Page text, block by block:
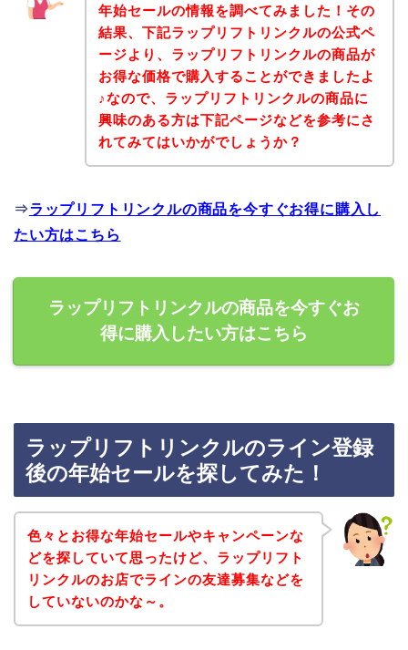
年始セールの情報を調べてみました！その
結果、下記ラップリフトリンクルの公式ペ
ージより、ラップリフトリンクルの商品が
お得な価格で購入することができましたよ
♪なので、ラップリフトリンクルの商品に
興味のある方は下記ページなどを参考にさ
れてみてはいかがでしょうか？
⇒ラップリフトリンクルの商品を今すぐお得に購入し
たい方はこちら
ラップリフトリンクルの商品を今すぐお
得に購入したい方はこちら
ラップリフトリンクルのライン登録
後の年始セールを探してみた！
色々とお得な年始セールやキャンペーンな
どを探していて思ったけど、ラップリフト
リンクルのお店でラインの友達募集などを
していないのかな～。